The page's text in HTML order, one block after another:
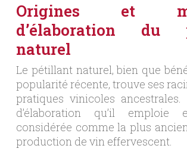
Origines et
d’élaboration du
naturel
Le pétillant naturel, bien que
popularité récente, trouve ses
pratiques vinicoles
d’élaboration qu’il emploie
considérée comme la plus
production de vin effervescent.